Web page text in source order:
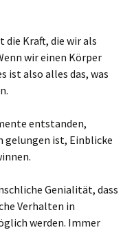
die Kraft, die wir als
wir einen Körper
ist also alles das, was
entstanden,
gelungen ist, Einblicke
Genialität, dass
Verhalten in
werden. Immer